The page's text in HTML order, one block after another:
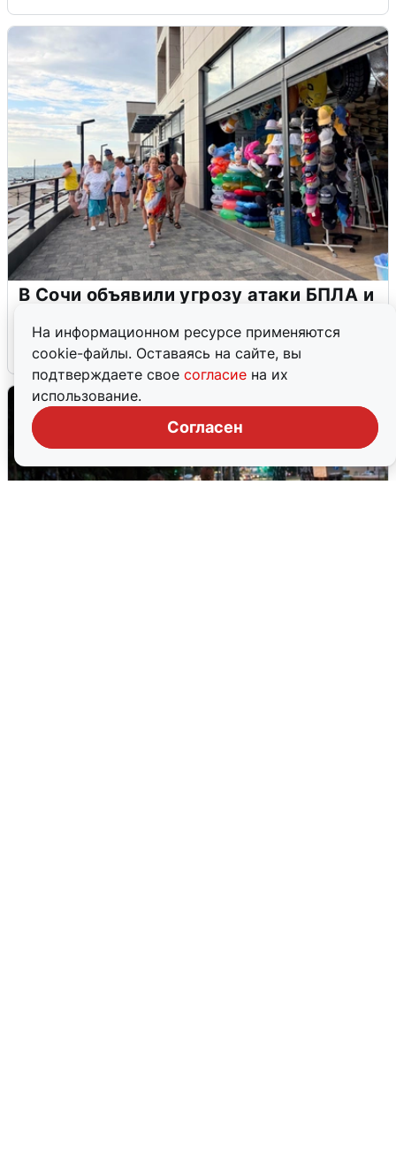
На информационном ресурсе применяются
cookie-файлы. Оставаясь на сайте, вы
подтверждаете свое согласие на их
использование.
Согласен
В Сочи объявили угрозу атаки БПЛА и
6 августа 0